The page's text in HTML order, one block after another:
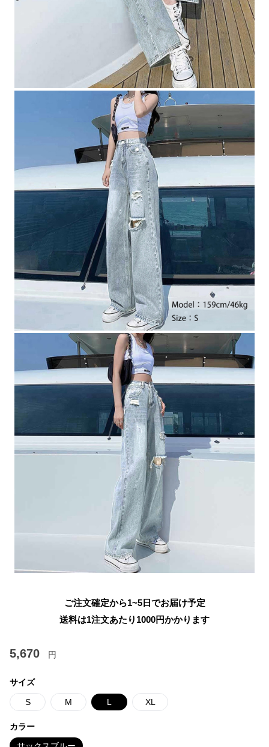
ご注文確定から1~5日でお届け予定
送料は1注文あたり 1000円かかります
5,670 円
サイズ
S M L XL
カラー